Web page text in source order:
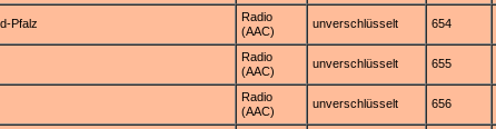
Pfalz
Radio
(AAC)
unverschlüsselt 654
Radio
(AAC)
unverschlüsselt 655
Radio
(AAC)
unverschlüsselt 656